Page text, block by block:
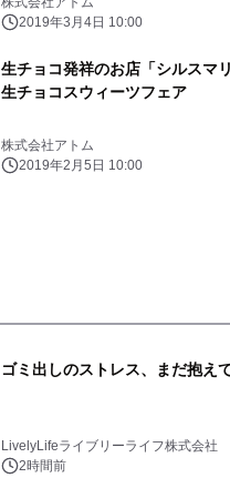
2019年3月4日 10:00
生チョコ発祥のお店「シルスマ
生チョコスウィーツフェア
株式会社アトム
2019年2月5日 10:00
ゴミ出しのストレス、まだ抱え
LivelyLifeライブリーライフ株式会社
2時間前